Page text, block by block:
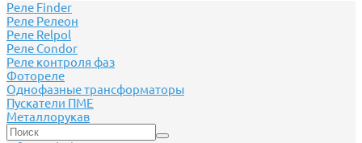
Реле Finder
Реле Релеон
Реле Relpol
Реле Сondor
Реле контроля фаз
Фотореле
Однофазные трансформаторы
Пускатели ПМЕ
Металлорукав